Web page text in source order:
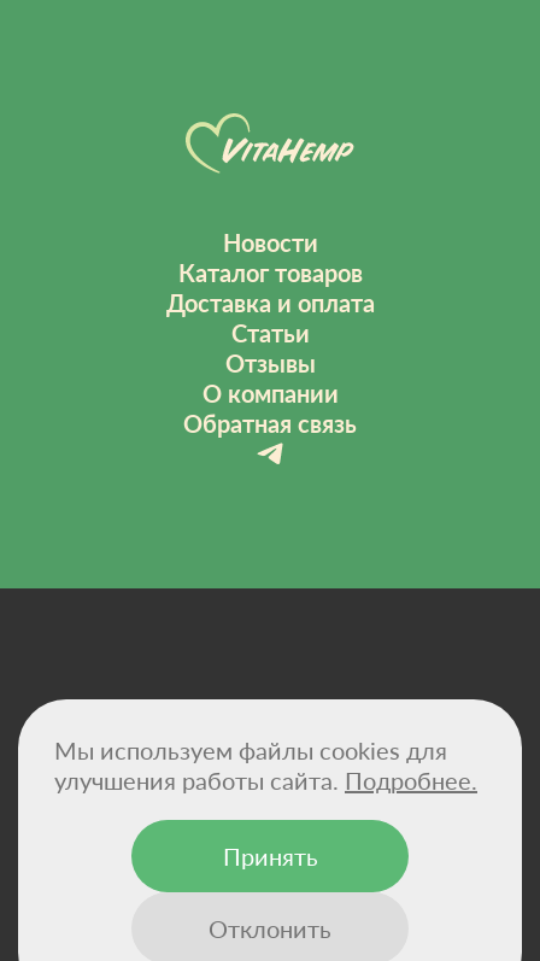
Новости
Каталог товаров
Доставка и оплата
Статьи
Отзывы
О компании
Обратная связь
Договор-оферта
Сертификаты
Реквизиты компании
© 2026 - VitaHemp — натуральные масла CBD и
Мы используем файлы cookies для
улучшения работы сайта. Подробнее.
Принять
Отклонить